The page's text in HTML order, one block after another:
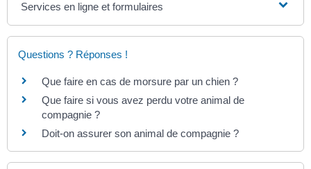
Services en ligne et formulaires
Questions ? Réponses !
Que faire en cas de morsure par un chien ?
Que faire si vous avez perdu votre animal de
compagnie ?
Doit-on assurer son animal de compagnie ?